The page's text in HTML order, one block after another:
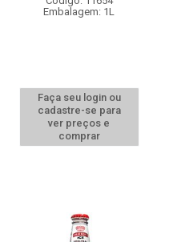
Embalagem: 1L
Faça seu login ou
cadastre-se para
ver preços e
comprar